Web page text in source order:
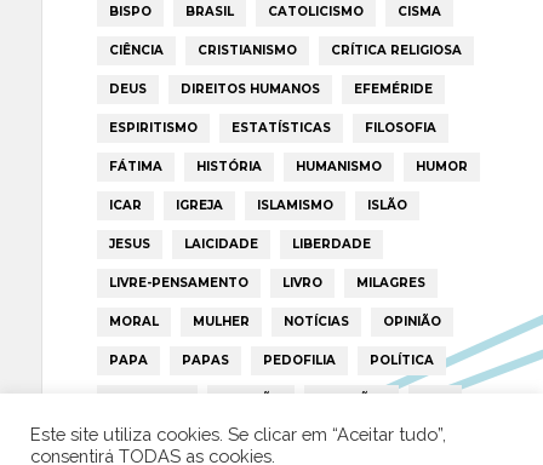
BISPO BRASIL CATOLICISMO CISMA
CIÊNCIA CRISTIANISMO CRÍTICA RELIGIOSA
DEUS DIREITOS HUMANOS EFEMÉRIDE
ESPIRITISMO ESTATÍSTICAS FILOSOFIA
FÁTIMA HISTÓRIA HUMANISMO HUMOR
ICAR IGREJA ISLAMISMO ISLÃO
JESUS LAICIDADE LIBERDADE
LIVRE-PENSAMENTO LIVRO MILAGRES
MORAL MULHER NOTÍCIAS OPINIÃO
PAPA PAPAS PEDOFILIA POLÍTICA
PORTUGAL RELIGIÃO RELIGIÕES RTP
TRUMP VATICANO
Este site utiliza cookies. Se clicar em “Aceitar tudo”,
consentirá TODAS as cookies.